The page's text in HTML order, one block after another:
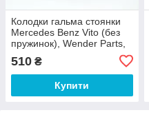
Колодки гальма стоянки
Mercedes Benz Vito (без
пружинок), Wender Parts,
510 ₴
Купити